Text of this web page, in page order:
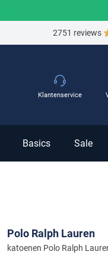
2751 reviews
Basics Sale
Klantenservice
Polo Ralph Lauren
katoenen Polo Ralph